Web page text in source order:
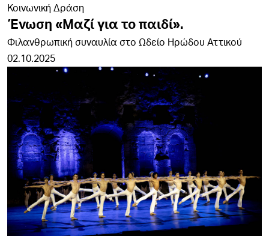
Κοινωνική Δράση
Ένωση «Μαζί για το παιδί».
Φιλανθρωπική συναυλία στο Ωδείο Ηρώδου Αττικού
02.10.2025